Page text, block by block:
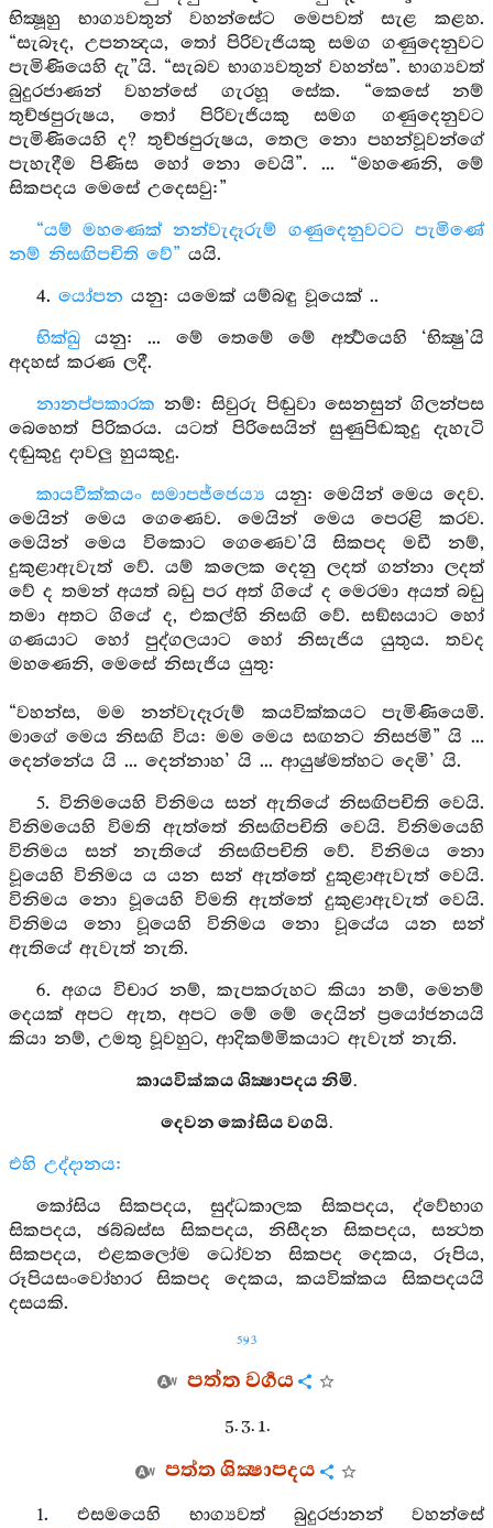
භික්‍ෂූහු භාග්‍යවතුන් වහන්සේට මෙපවත් සැළ කළහ.
“සැබෑද, උපනන්‍දය, තෝ පිරිවැජියකු සමග ගණුදෙනුවට
පැමිණියෙහි දැ”යි. “සැබව භාග්‍යවතුන් වහන්ස”. භාග්‍යවත්
බුදුරජාණන් වහන්සේ ගැරහූ සේක. “කෙසේ නම්
තුච්ඡපුරුෂය, තෝ පිරිවැජියකු සමග ගණුදෙනුවට
පැමිණියෙහි ද? තුච්ඡපුරුෂය, තෙල නො පහන්වූවන්ගේ
පැහැදීම පිණිස හෝ නො වෙයි”. ... “මහණෙනි, මේ
සිකපදය මෙසේ උදෙසවු:”
“යම් මහණෙක් නන්වැදෑරුම් ගණුදෙනුවටට පැමිණේ
නම් නිසඟිපචිති වේ” යයි.
4. යෝපන යනු: යමෙක් යම්බඳු වූයෙක් ..
භික්ඛුයනු: ... මේ තෙමේ මේ අර්‍ත්‍ථයෙහි ‘භික්‍ෂු’යි
අදහස් කරණ ලදී.
නානප්පකාරක නම්: සිවුරු පිඬුවා සෙනසුන් ගිලන්පස
බෙහෙත් පිරිකරය. යටත් පිරිසෙයින් සුණුපිඬකුදු දැහැටි
දඬුකුදු දාවලු හුයකුදු.
කායවීක්කයං සමාපජ්ජෙය්‍ය යනු: මෙයින් මෙය දෙව.
මෙයින් මෙය ගෙණෙව. මෙයින් මෙය පෙරළි කරව.
මෙයින් මෙය විකොට ගෙණෙව’යි සිකපද මඩී නම්,
දුකුළාඇවැත් වේ. යම් කලෙක දෙනු ලදත් ගන්නා ලදත්
වේ ද තමන් අයත් බඩු පර අත් ගියේ ද මෙරමා අයත් බඩු
තමා අතට ගියේ ද, එකල්හි නිසඟි වේ. සඞ්‍ඝයාට හෝ
ගණයාට හෝ පුද්ගලයාට හෝ නිසැජිය යුතුය. තවද
මහණෙනි, මෙසේ නිසැජිය යුතු:
“වහන්ස, මම නන්වැදෑරුම් කයවික්කයට පැමිණියෙමි.
මාගේ මෙය නිසඟි විය: මම මෙය සඟනට නිසජමි” යි ...
දෙන්නේය යි ... දෙන්නාහ’ යි ... ආයුෂ්මත්හට දෙමි’ යි.
5. විනිමයෙහි විනිමය සන් ඇතියේ නිසඟිපචිති වෙයි.
විනිමයෙහි විමති ඇත්තේ නිසඟිපචිති වෙයි. විනිමයෙහි
විනිමය සන් නැතියේ නිසඟිපචිති වේ. විනිමය නො
වූයෙහි විනිමය ය යන සන් ඇත්තේ දුකුළාඇවැත් වෙයි.
විනිමය නො වූයෙහි විමති ඇත්තේ දුකුළාඇවැත් වෙයි.
විනිමය නො වූයෙහි විනිමය නො වූයේය යන සන්
ඇතියේ ඇවැත් නැති.
6. අගය විචාර නම්, කැපකරුහට කියා නම්, මෙනම්
දෙයක් අපට ඇත, අපට මේ මේ දෙයින් ප්‍රයෝජනයයි
කියා නම්, උමතු වූවහුට, ආදිකම්මිකයාට ඇවැත් නැති.
කායවික්කය ශික්‍ෂාපදය නිමි.
දෙවන කෝසිය වගයි.
එහි උද්දානය:
කෝසිය සිකපදය, සුද්ධකාලක සිකපදය, ද්වේභාග
සිකපදය, ඡබ්බස්ස සිකපදය, නිසීදන සිකපදය, සන්‍ථත
සිකපදය, එළකලෝම ධෝවන සිකපද දෙකය, රූපිය,
රූපියසංවෝහාර සිකපද දෙකය, කයවික්කය සිකපදයයි
දසයකි.
593
පත්ත වර්‍ගය
5. 3. 1.
පත්ත ශික්‍ෂාපදය
1. එසමයෙහි භාග්‍යවත් බුදුරජානන් වහන්සේ